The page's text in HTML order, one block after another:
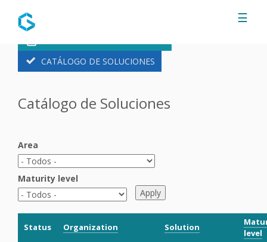
CATÁLOGO DE SOLUCIONES
Catálogo de Soluciones
Area
Maturity level
Status Organization Solution
level
☰